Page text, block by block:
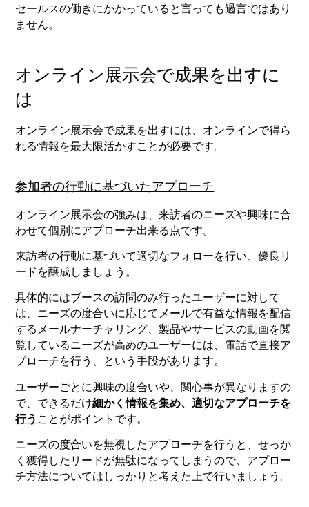
セールスの働きにかかっていると言っても過言ではあり
ません。
オンライン展示会で成果を出すに
は
オンライン展示会で成果を出すには、オンラインで得ら
れる情報を最大限活かすことが必要です。
参加者の行動に基づいたアプローチ
オンライン展示会の強みは、来訪者のニーズや興味に合
わせて個別にアプローチ出来る点です。
来訪者の行動に基づいて適切なフォローを行い、優良リ
ードを醸成しましょう。
具体的にはブースの訪問のみ行ったユーザーに対して
は、ニーズの度合いに応じてメールで有益な情報を配信
するメールナーチャリング、製品やサービスの動画を閲
覧しているニーズが高めのユーザーには、電話で直接ア
プローチを行う、という手段があります。
ユーザーごとに興味の度合いや、関心事が異なりますの
で、できるだけ細かく情報を集め、適切なアプローチを
行う ことがポイントです。
ニーズの度合いを無視したアプローチを行うと、せっか
く獲得したリードが無駄になってしまうので、アプロー
チ方法についてはしっかりと考えた上で行いましょう。